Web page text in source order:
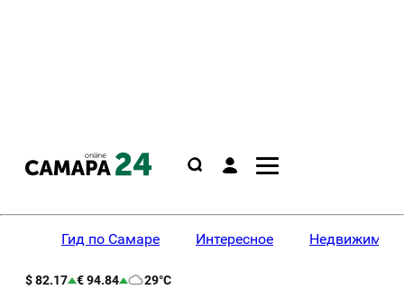
Гид по Самаре Интересное
$ 82.17 € 94.84 29°C